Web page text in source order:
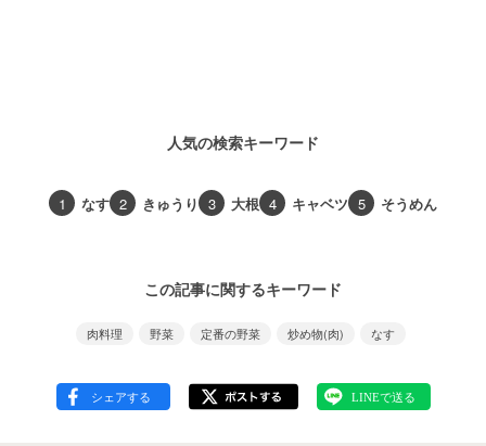
人気の検索キーワード
1 なす 2 きゅうり 3 大根 4 キャベツ 5 そうめん
この記事に関するキーワード
肉料理 野菜 定番の野菜 炒め物(肉) なす